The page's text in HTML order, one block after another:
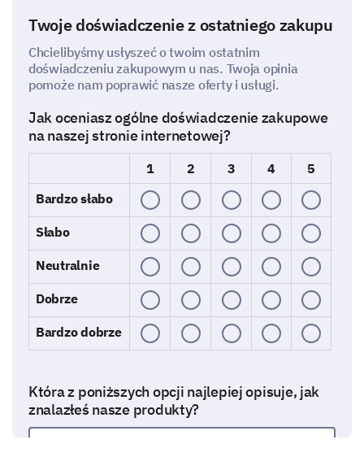
Twoje doświadczenie z ostatniego zakupu
Chcielibyśmy usłyszeć o twoim ostatnim
doświadczeniu zakupowym u nas. Twoja opinia
pomoże nam poprawić nasze oferty i usługi.
Jak oceniasz ogólne doświadczenie zakupowe
na naszej stronie internetowej?
1 2 3 4
5
Bardzo słabo
Słabo
Neutralnie
Dobrze
Bardzo dobrze
Która z poniższych opcji najlepiej opisuje, jak
znalazłeś nasze produkty?